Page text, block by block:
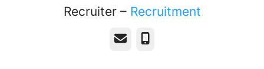
Recruiter – Recruitment
E-postTelefon